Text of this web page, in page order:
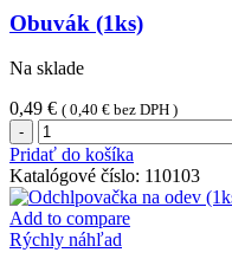
Obuvák (1ks)
Na sklade
0,49 € ( 0,40 € bez DPH )
množstvo
Obuvák
(1ks)
Pridať do košíka
Katalógové číslo: 110103
Add to compare
Rýchly náhľad